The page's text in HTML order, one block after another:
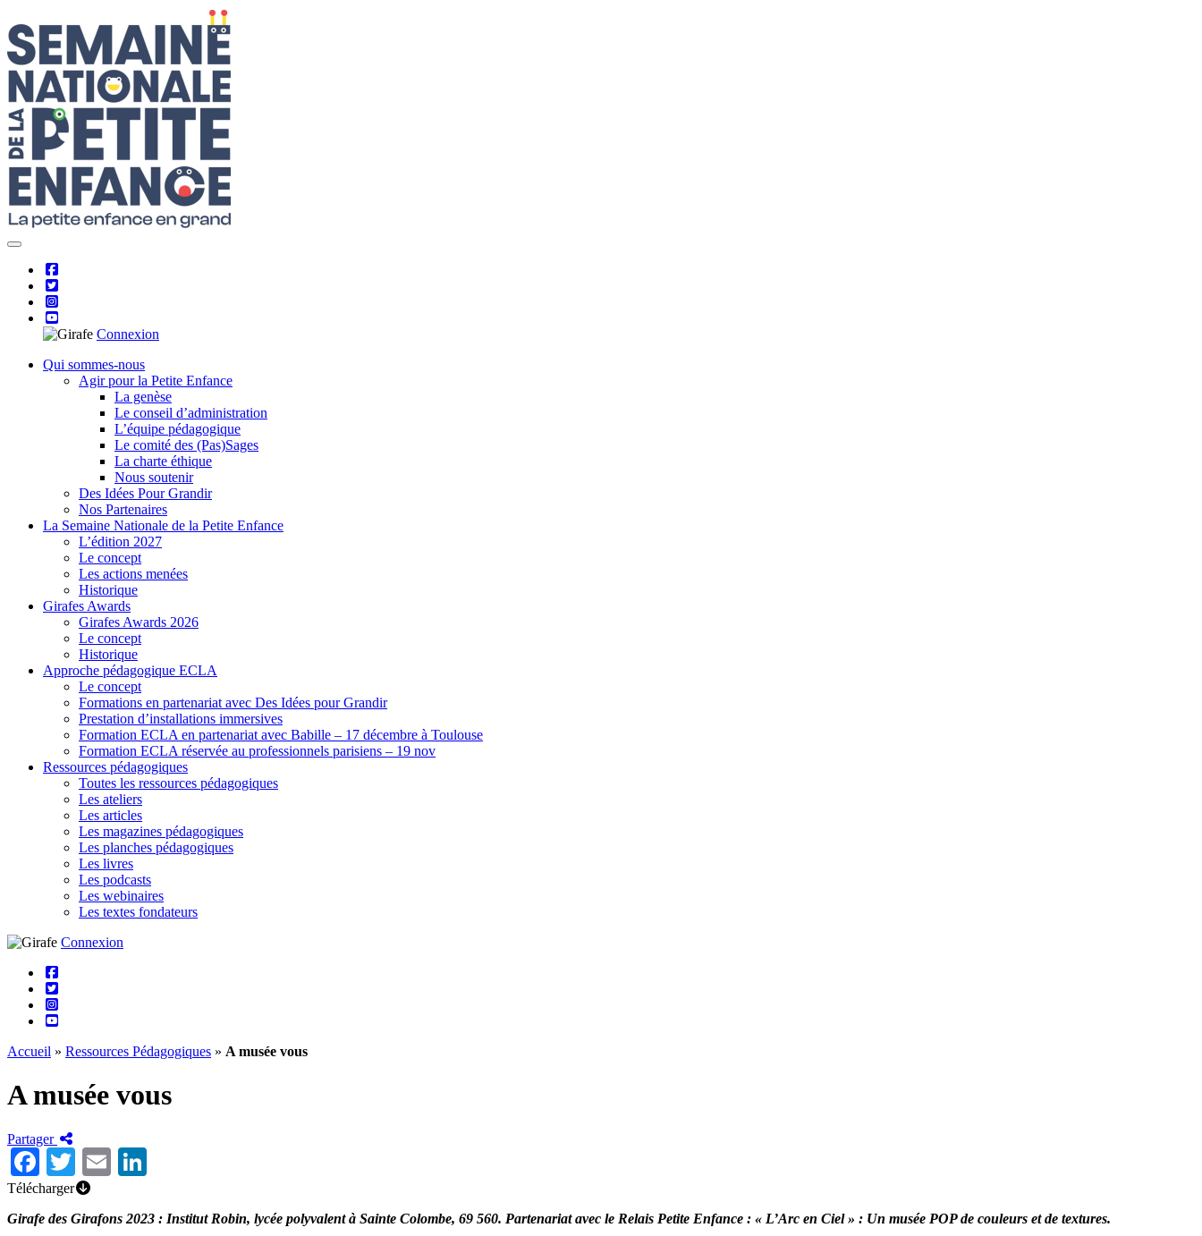
to
content
Connexion
Qui sommes-nous
Agir pour la Petite Enfance
La genèse
Le conseil d’administration
L’équipe pédagogique
Le comité des (Pas)Sages
La charte éthique
Nous soutenir
Des Idées Pour Grandir
Nos Partenaires
La Semaine Nationale de la Petite Enfance
L’édition 2027
Le concept
Les actions menées
Historique
Girafes Awards
Girafes Awards 2026
Le concept
Historique
Approche pédagogique ECLA
Le concept
Formations en partenariat avec Des Idées pour Grandir
Prestation d’installations immersives
Formation ECLA en partenariat avec Babille – 17 décembre à Toulouse
Formation ECLA réservée au professionnels parisiens – 19 nov
Ressources pédagogiques
Toutes les ressources pédagogiques
Les ateliers
Les articles
Les magazines pédagogiques
Les planches pédagogiques
Les livres
Les podcasts
Les webinaires
Les textes fondateurs
Connexion
Accueil » Ressources Pédagogiques » A musée vous
A musée vous
Partager
Facebook
TwitterEmail
Télécharger
Girafe des Girafons 2023 : Institut Robin, lycée polyvalent à Sainte Colombe, 69 560. Partenariat avec le Relais Petite Enfance : « L’Arc en Ciel » : Un musée POP de couleurs et de textures.